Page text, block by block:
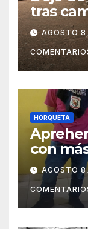
tras
ahora
AGOSTO
HORQUETA
con
AGOSTO